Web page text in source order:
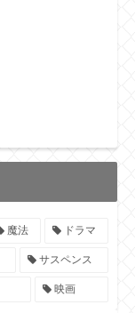
魔法 ドラマ
サスペンス
映画